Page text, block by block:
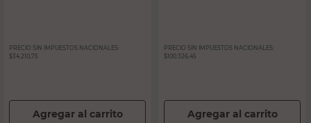
PRECIO SIN IMPUESTOS NACIONALES:
$34.210,75
Agregar al carrito
PRECIO SIN IMPUESTOS NACIONALES:
$100.326,45
Agregar al carrito